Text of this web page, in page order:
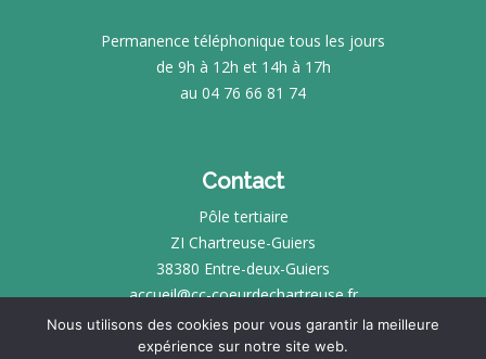
Permanence téléphonique tous les jours
de 9h à 12h et 14h à 17h
au 04 76 66 81 74
Contact
Pôle tertiaire
ZI Chartreuse-Guiers
38380 Entre-deux-Guiers
accueil@cc-coeurdechartreuse.fr
Nous utilisons des cookies pour vous garantir la meilleure
expérience sur notre site web.